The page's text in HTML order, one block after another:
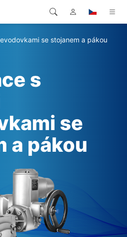
se stojanem a pákou
s
se
a pákou